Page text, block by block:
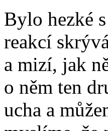
Bylo hezké
reakcí
a mizí, jak
o něm ten
ucha a